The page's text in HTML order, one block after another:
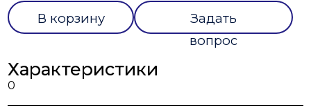
В корзину
Задать
вопрос
Характеристики
0